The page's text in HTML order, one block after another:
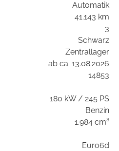
Automatik
41.143 km
3
Schwarz
Zentrallager
ab ca. 13.08.2026
14853
180 kW / 245 PS
Benzin
1.984 cm³
Euro6d